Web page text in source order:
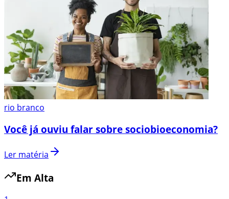
rio branco
Você já ouviu falar sobre sociobioeconomia?
Ler matéria
Em Alta